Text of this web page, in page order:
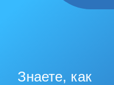
Знаете, как